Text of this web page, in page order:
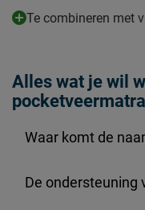
Geschikt voor de
bedbodem
Garantie
Te combineren met
Alles wat je wil
Waar komt de
De ondersteuning